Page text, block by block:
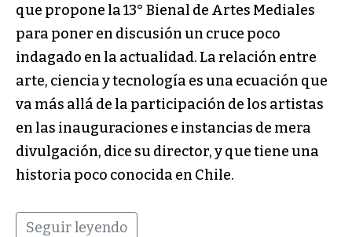
que propone la 13° Bienal de Artes Mediales
para poner en discusión un cruce poco
indagado en la actualidad. La relación entre
arte, ciencia y tecnología es una ecuación que
va más allá de la participación de los artistas
en las inauguraciones e instancias de mera
divulgación, dice su director, y que tiene una
historia poco conocida en Chile.
Seguir leyendo